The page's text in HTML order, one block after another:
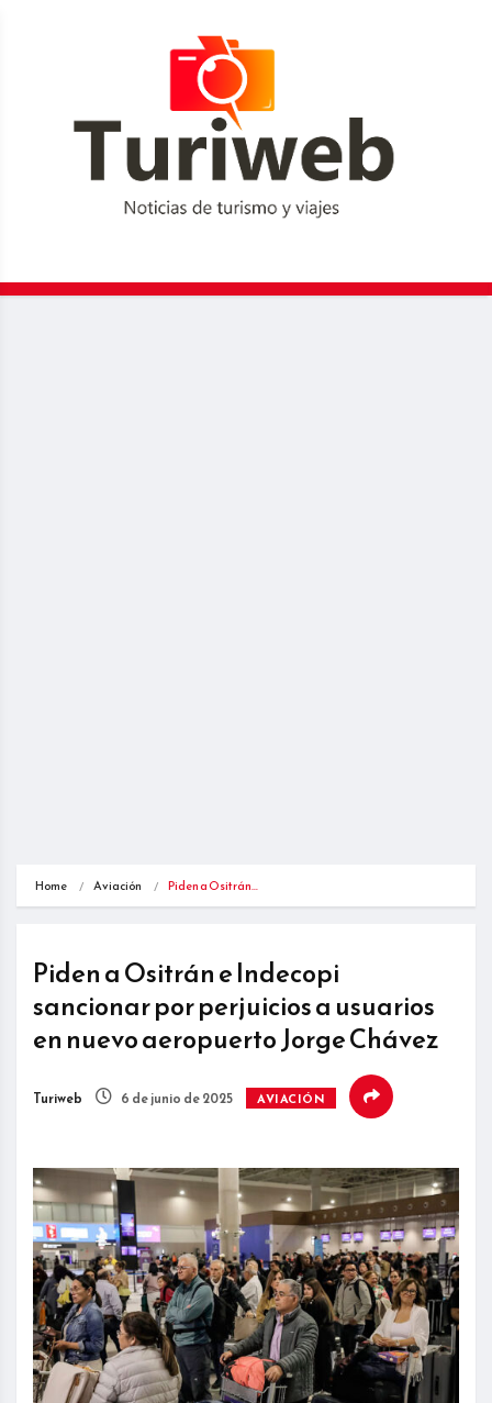
Home Aviación Piden a Ositrán…
Piden a Ositrán e Indecopi
sancionar por perjuicios a usuarios
en nuevo aeropuerto Jorge Chávez
Turiweb 6 de junio de 2025 AVIACIÓN